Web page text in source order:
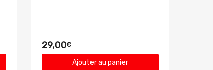
29,00€
Ajouter au panier